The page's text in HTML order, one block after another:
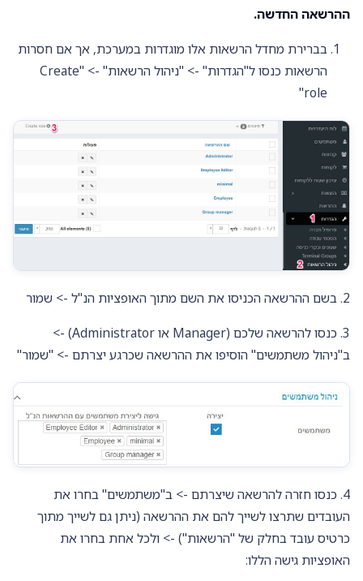
ההרשאה החדשה.
בברירת מחדל הרשאות אלו מוגדרות במערכת, אך אם חסרות
הרשאות כנסו ל"הגדרות" -> "ניהול הרשאות" -> "Create
role"
2. בשם ההרשאה הכניסו את השם מתוך האופציות הנ"ל -> שמור
3. כנסו להרשאה שלכם (Manager או Administrator) ->
ב"ניהול משתמשים" הוסיפו את ההרשאה שכרגע יצרתם -> "שמור"
4. כנסו חזרה להרשאה שיצרתם -> ב"משתמשים" בחרו את
העובדים שתרצו לשייך להם את ההרשאה (ניתן גם לשייך מתוך
כרטיס עובד בחלק של "הרשאות") -> ולכל אחת בחרו את
האופציות גישה הללו: